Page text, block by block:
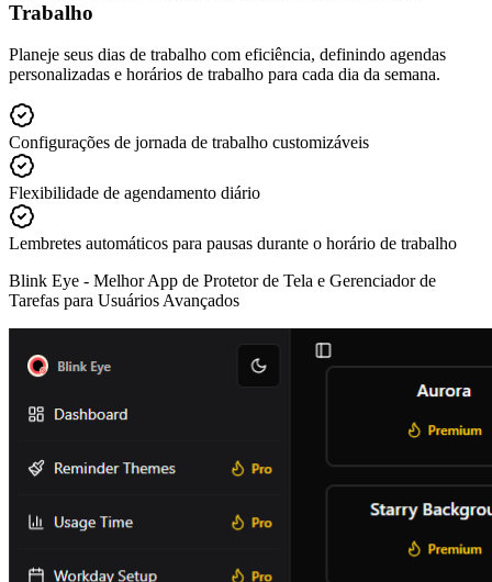
Trabalho
Planeje seus dias de trabalho com eficiência, definindo agendas
personalizadas e horários de trabalho para cada dia da semana.
Configurações de jornada de trabalho customizáveis
Flexibilidade de agendamento diário
Lembretes automáticos para pausas durante o horário de trabalho
Blink Eye - Melhor App de Protetor de Tela e Gerenciador de
Tarefas para Usuários Avançados